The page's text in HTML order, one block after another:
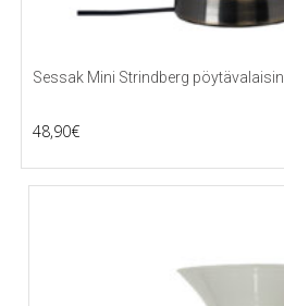
Sessak Mini Strindberg pöytävalaisin
48,90€